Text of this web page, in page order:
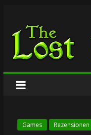
springen
The
Lost
Games Rezensionen